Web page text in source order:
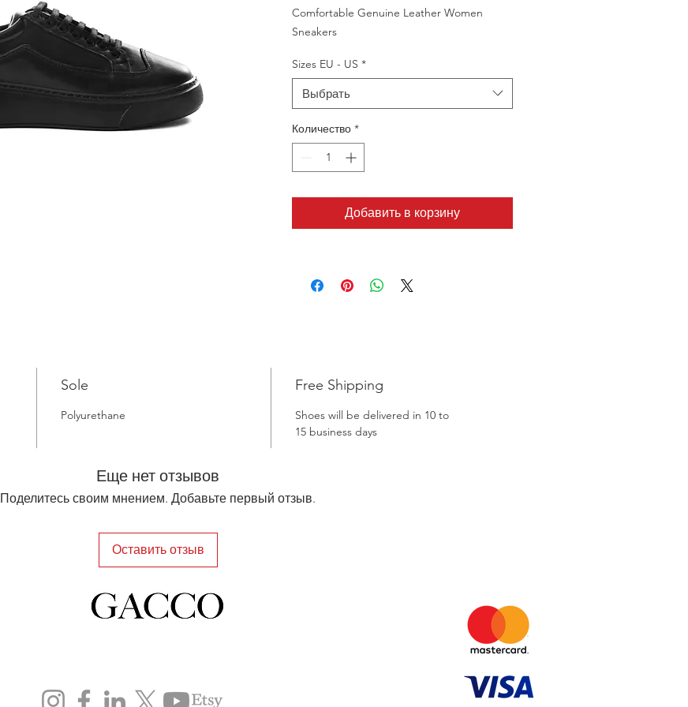
Comfortable Genuine Leather Women
Sneakers
Sizes EU - US *
Выбрать
Количество *
Добавить в корзину
Sole
Polyurethane
Free Shipping
Shoes will be delivered in 10 to
15 business days
Еще нет отзывов
Поделитесь своим мнением. Добавьте первый отзыв.
Оставить отзыв